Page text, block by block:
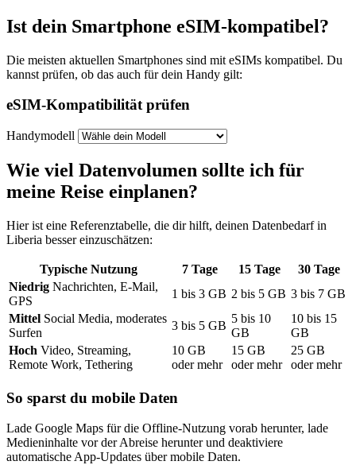
Ist dein Smartphone eSIM-kompatibel?
Die meisten aktuellen Smartphones sind mit eSIMs kompatibel. Du
kannst prüfen, ob das auch für dein Handy gilt:
eSIM-Kompatibilität prüfen
Handymodell
Wie viel Datenvolumen sollte ich für
meine Reise einplanen?
Hier ist eine Referenztabelle, die dir hilft, deinen Datenbedarfin
Liberia besser einzuschätzen:
Typische Nutzung 7 Tage 15 Tage 30 Tage
Niedrig Nachrichten, E-Mail,
GPS
1 bis 3 GB 2 bis 5 GB 3 bis 7 GB
Mittel Social Media, moderates
Surfen
3 bis 5 GB
5 bis 10
GB
10 bis 15
GB
Hoch Video, Streaming,
Remote Work, Tethering
10 GB
oder mehr
15 GB
oder mehr
25 GB
oder mehr
So sparst du mobile Daten
Lade Google Maps für die Offline-Nutzung vorab herunter, lade
Medieninhalte vor der Abreise herunter und deaktiviere
automatische App-Updates über mobile Daten.